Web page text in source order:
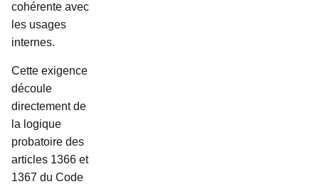
cohérente avec
les usages
internes.
Cette exigence
découle
directement de
la logique
probatoire des
articles 1366 et
1367 du Code